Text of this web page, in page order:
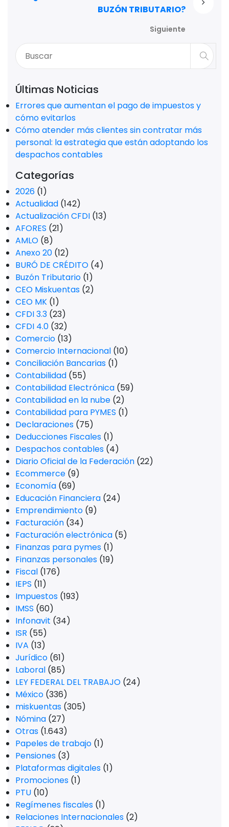
BUZÓN TRIBUTARIO?
Siguiente
Últimas Noticias
Errores que aumentan el pago de impuestos y
cómo evitarlos
Cómo atender más clientes sin contratar más
personal: la estrategia que están adoptando los
despachos contables
Categorías
2026 (1)
Actualidad (142)
Actualización CFDI (13)
AFORES (21)
AMLO (8)
Anexo 20 (12)
BURÓ DE CRÉDITO (4)
Buzón Tributario (1)
CEO Miskuentas (2)
CEO MK (1)
CFDI 3.3 (23)
CFDI 4.0 (32)
Comercio (13)
Comercio Internacional (10)
Conciliación Bancarias (1)
Contabilidad (55)
Contabilidad Electrónica (59)
Contabilidad en la nube (2)
Contabilidad para PYMES (1)
Declaraciones (75)
Deducciones Fiscales (1)
Despachos contables (4)
Diario Oficial de la Federación (22)
Ecommerce (9)
Economía (69)
Educación Financiera (24)
Emprendimiento (9)
Facturación (34)
Facturación electrónica (5)
Finanzas para pymes (1)
Finanzas personales (19)
Fiscal (176)
IEPS (11)
Impuestos (193)
IMSS (60)
Infonavit (34)
ISR (55)
IVA (13)
Jurídico (61)
Laboral (85)
LEY FEDERAL DEL TRABAJO (24)
México (336)
miskuentas (305)
Nómina (27)
Otras (1.643)
Papeles de trabajo (1)
Pensiones (3)
Plataformas digitales (1)
Promociones (1)
PTU (10)
Regímenes fiscales (1)
Relaciones Internacionales (2)